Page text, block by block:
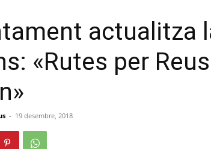
actualitza
«Rutes per
- 19 desembre, 2018